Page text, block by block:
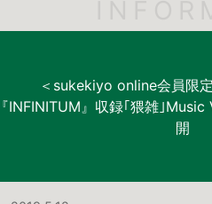
＜sukekiyo online会員限
『INFINITUM』収録｢猥雑｣
開